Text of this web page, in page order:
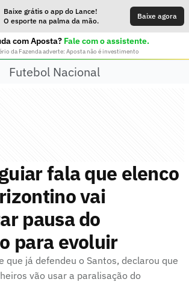
Baixe grátis o app do Lance!
O esporte na palma da mão.
Baixe agora
com Aposta? Fale com o assistente.
da Fazenda adverte: Aposta não é investimento
Futebol Nacional
fala que elenco
vai
pausa do
para evoluir
que já defendeu o Santos, declarou que
vão usar a paralisação do